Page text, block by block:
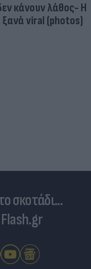
κάνουν λάθος- Η
ξανά viral (photos)
σκοτάδι...